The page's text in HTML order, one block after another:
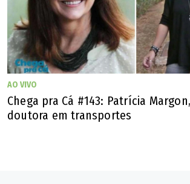
AO VIVO
Chega pra Cá #143: Patrícia
doutora em transportes